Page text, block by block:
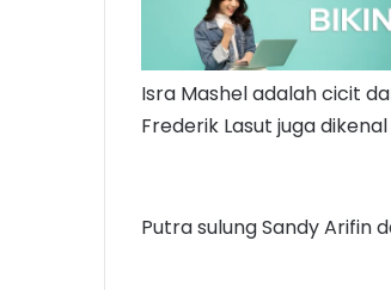
Isra Mashel adalah cicit
Frederik Lasut juga
Putra sulung Sandy Arifin